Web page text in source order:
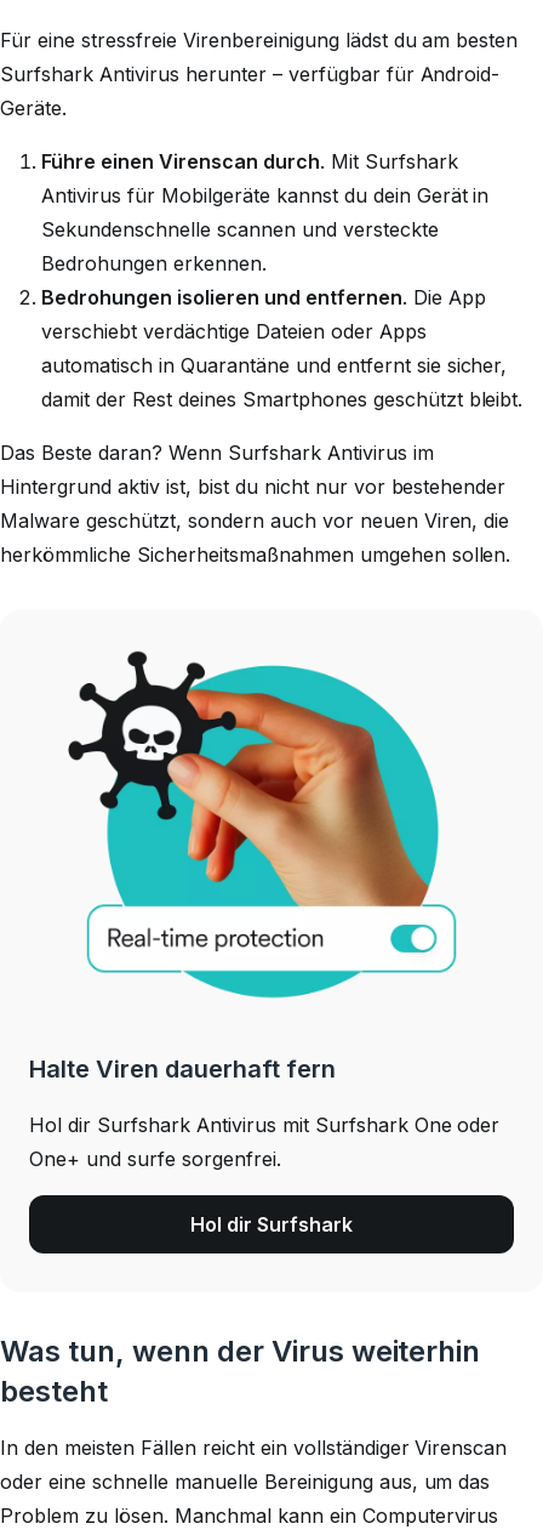
Für eine stressfreie Virenbereinigung lädst du am besten
Surfshark Antivirus herunter – verfügbar für Android-
Geräte.
Führe einen Virenscan durch. Mit Surfshark
Antivirus für Mobilgeräte kannst du dein Gerät in
Sekundenschnelle scannen und versteckte
Bedrohungen erkennen.
Bedrohungen isolieren und entfernen. Die App
verschiebt verdächtige Dateien oder Apps
automatisch in Quarantäne und entfernt sie sicher,
damit der Rest deines Smartphones geschützt bleibt.
Das Beste daran? Wenn Surfshark Antivirus im
Hintergrund aktiv ist, bist du nicht nur vor bestehender
Malware geschützt, sondern auch vor neuen Viren, die
herkömmliche Sicherheitsmaßnahmen umgehen sollen.
Halte Viren dauerhaft fern
Hol dir Surfshark Antivirus mit Surfshark One oder
One+ und surfe sorgenfrei.
Hol dir Surfshark
Was tun, wenn der Virus weiterhin
besteht
In den meisten Fällen reicht ein vollständiger Virenscan
oder eine schnelle manuelle Bereinigung aus, um das
Problem zu lösen. Manchmal kann ein Computervirus